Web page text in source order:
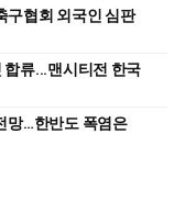
구협회 외국인 심판
합류...맨시티전 한국
망…한반도 폭염은